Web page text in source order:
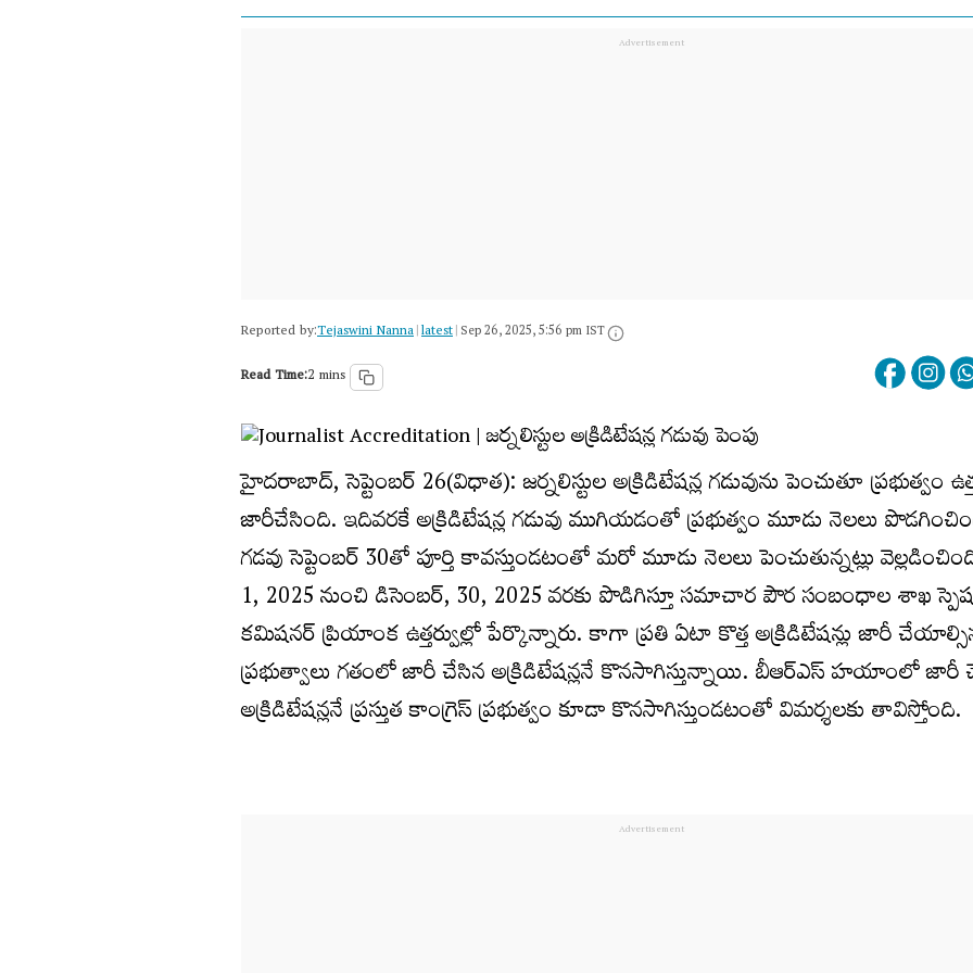
Reported by:Tejaswini Nanna|latest|Sep 26, 2025, 5:56 pm IST
Read Time:2 mins
హైదరాబాద్, సెప్టెంబర్ 26(విధాత): జర్నలిస్టుల అక్రిడిటేషన్ల గడువును పెంచుతూ ప్రభుత్వం
జారీచేసింది. ఇదివరకే అక్రిడిటేషన్ల గడువు ముగియడంతో ప్రభుత్వం మూడు నెలలు
గడవు సెప్టెంబర్ 30తో పూర్తి కావస్తుండటంతో మరో మూడు నెలలు పెంచుతున్నట్లు
1, 2025 నుంచి డిసెంబర్, 30, 2025 వరకు పొడిగిస్తూ సమాచార పౌర సంబంధాల శాఖ
కమిషనర్ ప్రియాంక ఉత్తర్వుల్లో పేర్కొన్నారు. కాగా ప్రతి ఏటా కొత్త అక్రిడిటేషన్లు జారీ
ప్రభుత్వాలు గతంలో జారీ చేసిన అక్రిడిటేషన్లనే కొనసాగిస్తున్నాయి. బీఆర్ఎస్ హయాంలో
అక్రిడిటేషన్లనే ప్రస్తుత కాంగ్రెస్ ప్రభుత్వం కూడా కొనసాగిస్తుండటంతో విమర్శలకు తావిస్తోంది.